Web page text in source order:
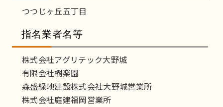
つつじヶ丘五丁目
指名業者名等
株式会社アグリテック大野城
有限会社樹楽園
森盛緑地建設株式会社大野城営業所
株式会社庭建福岡営業所